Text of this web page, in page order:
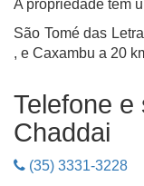
A propriedade tem
São Tomé das
, e Caxambu a 20
Telefone e
Chaddai
(35) 3331-3228